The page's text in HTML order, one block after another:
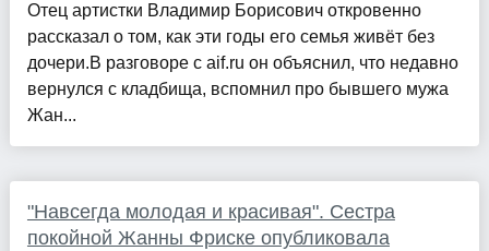
Отец артистки Владимир Борисович откровенно
рассказал о том, как эти годы его семья живёт без
дочери.В разговоре с aif.ru он объяснил, что недавно
вернулся с кладбища, вспомнил про бывшего мужа
Жан...
"Навсегда молодая и красивая". Сестра
покойной Жанны Фриске опубликовала